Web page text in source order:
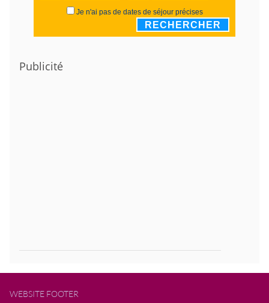
Je n'ai pas de dates de séjour précises
RECHERCHER
Publicité
WEBSITE FOOTER